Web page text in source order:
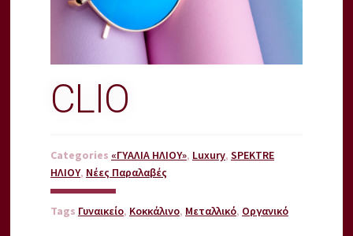
CLIO
Categories «ΓΥΑΛΙΑ ΗΛΙΟΥ», Luxury, SPEKTRE
ΗΛΙΟΥ, Νέες Παραλαβές
Tags Γυναικείο, Κοκκάλινο, Μεταλλικό, Οργανικό